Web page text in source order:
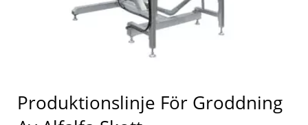
ALFALFA-GRODDAR
ODLINGSUTRUSTNING.
MASKINER FÖR
Produktionslinje För Groddning